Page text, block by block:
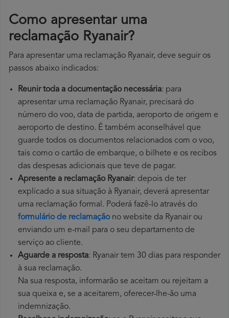
Como apresentar uma
reclamação Ryanair?
Para apresentar uma reclamação Ryanair, deve seguir os
passos abaixo indicados:
Reunir toda a documentação necessária: para
apresentar uma reclamação Ryanair, precisará do
número do voo, data de partida, aeroporto de origem e
aeroporto de destino. É também aconselhável que
guarde todos os documentos relacionados com o voo,
tais como o cartão de embarque, o bilhete e os recibos
das despesas adicionais que teve de pagar.
Apresente a reclamação Ryanair: depois de ter
explicado a sua situação à Ryanair, deverá apresentar
uma reclamação formal. Poderá fazê-lo através do
formulário de reclamaçãono website da Ryanair ou
enviando um e-mail para o seu departamento de
serviço ao cliente.
Aguarde a resposta: Ryanair tem 30 dias para responder
à sua reclamação.
Na sua resposta, informarão se aceitam ou rejeitam a
sua queixa e, se a aceitarem, oferecer-lhe-ão uma
indemnização.